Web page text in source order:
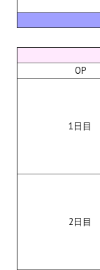
OP
1日目
2日目